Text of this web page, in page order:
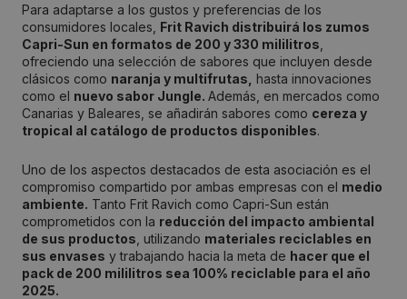
Para adaptarse a los gustos y preferencias de los
consumidores locales, Frit Ravich distribuirá los zumos
Capri-Sun en formatos de 200 y 330 mililitros
ofreciendo una selección de sabores que incluyen desde
clásicos como naranja y multifrutas, hasta innovaciones
como el nuevo sabor Jungle. Además, en mercados como
Canarias y Baleares, se añadirán sabores como cereza y
tropical al catálogo de productos disponibles.
Uno de los aspectos destacados de esta asociación es el
compromiso compartido por ambas empresas con el medio
ambiente. Tanto Frit Ravich como Capri-Sun están
comprometidos con la reducción del impacto ambiental
de sus productos , utilizando materiales reciclables en
sus envases y trabajando hacia la meta de hacer que el
pack de 200 mililitros sea 100% reciclable para el año
2025.